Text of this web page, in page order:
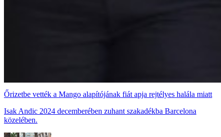
Őrizetbe vették a Mango alapítójának fiát apja rejtélyes halála miatt
Isak Andic 2024 decemberében zuhant szakadékba Barcelona
közelében.